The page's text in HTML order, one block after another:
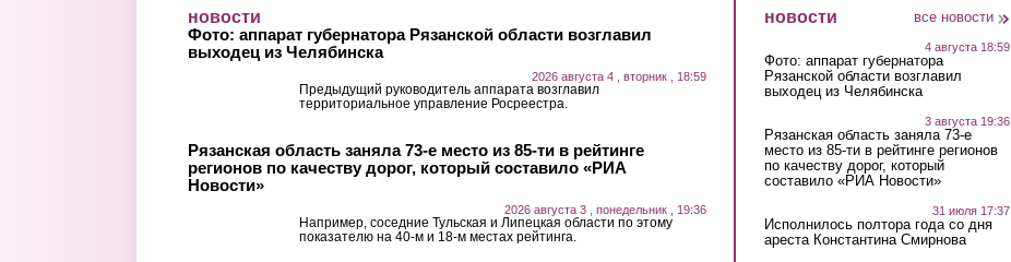
новости
Фото: аппарат губернатора Рязанской области возглавил
выходец из Челябинска
2026 августа 4 , вторник , 18:59
Предыдущий руководитель аппарата возглавил
территориальное управление Росреестра.
Рязанская область заняла 73-е место из 85-ти в рейтинге
регионов по качеству дорог, который составило «РИА
Новости»
2026 августа 3 , понедельник , 19:36
Например, соседние Тульская и Липецкая области по этому
показателю на 40-м и 18-м местах рейтинга.
новости все новости
4 августа 18:59
Фото: аппарат губернатора
Рязанской области возглавил
выходец из Челябинска
3 августа 19:36
Рязанская область заняла 73-е
место из 85-ти в рейтинге регионов
по качеству дорог, который
составило «РИА Новости»
31 июля 17:37
Исполнилось полтора года со дня
ареста Константина Смирнова